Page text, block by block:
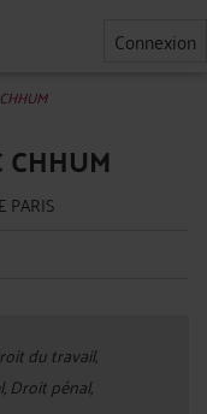
Connexion
CHHUM
PARIS
du travail,
Droit pénal,